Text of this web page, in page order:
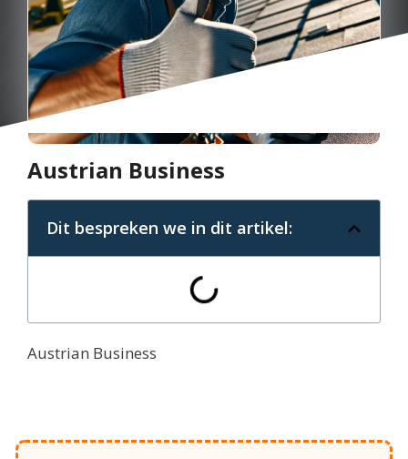
Austrian Business
Dit bespreken we in dit artikel:
Austrian Business